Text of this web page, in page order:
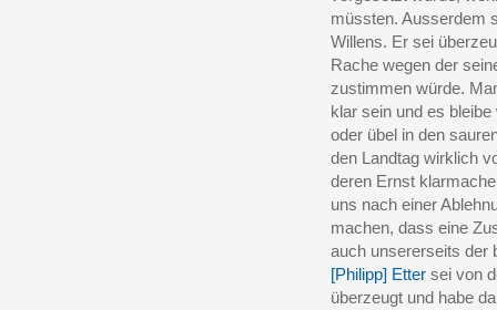
müssten. Ausserdem
Willens. Er sei
Rache wegen der
zustimmen würde.
klar sein und es
oder übel in den
den Landtag wirklich
deren Ernst
uns nach einer
machen, dass eine
auch unsererseits der
[Philipp] Etter sei von
überzeugt und habe